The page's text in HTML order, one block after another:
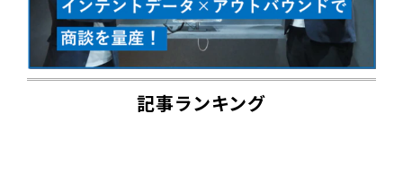
記事ランキング